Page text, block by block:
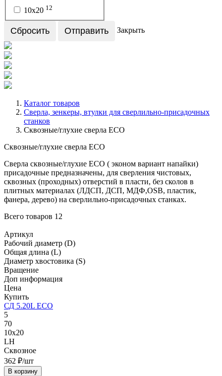
10х20 12
Сбросить Отправить Закрыть
Каталог товаров
Сверла, зенкеры, втулки для сверлильно-присадочных
станков
Сквозные/глухие сверла ECO
Сквозные/глухие сверла ECO
Сверла сквозные/глухие ECO ( эконом вариант напайки)
присадочные предназначены, для сверления чистовых,
сквозных (проходных) отверстий в пласти, без сколов в
плитных материалах (ЛДСП, ДСП, МДФ,OSB, пластик,
фанера, дерево) на сверлильно-присадочных станках.
Всего товаров 12
Артикул
Рабочий диаметр (D)
Общая длина (L)
Диаметр хвостовика (S)
Вращение
Доп информация
Цена
Купить
СД 5.20L ECO
5
70
10х20
LH
Сквозное
362 ₽/шт
В корзину